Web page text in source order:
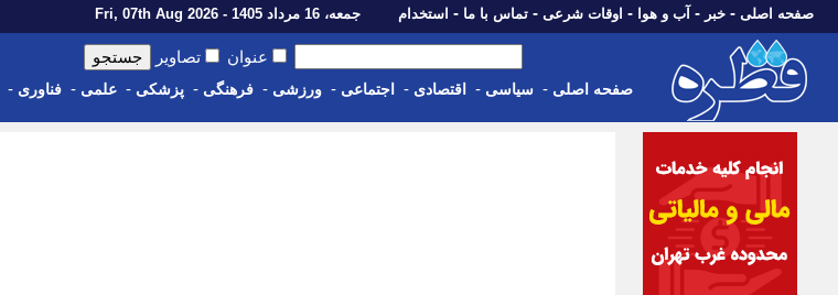
صفحه اصلی - خبر - آب و هوا - اوقات شرعی - تماس با ما - استخدام جمعه، 16 مرداد 1405 - Fri, 07th Aug 2026
عنوان تصاویر
صفحه اصلی - سیاسی - اقتصادی - اجتماعی - ورزشی - فرهنگی - پزشکی - علمی - فناوری -